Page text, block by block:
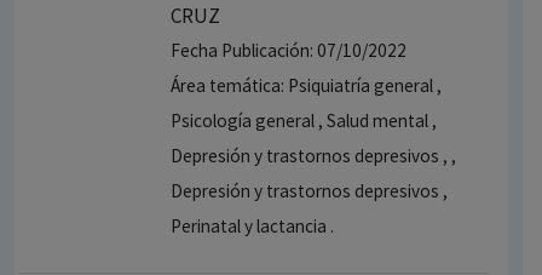
CRUZ
Fecha Publicación: 07/10/2022
Área temática: Psiquiatría general ,
Psicología general , Salud mental ,
Depresión y trastornos depresivos , ,
Depresión y trastornos depresivos ,
Perinatal y lactancia .